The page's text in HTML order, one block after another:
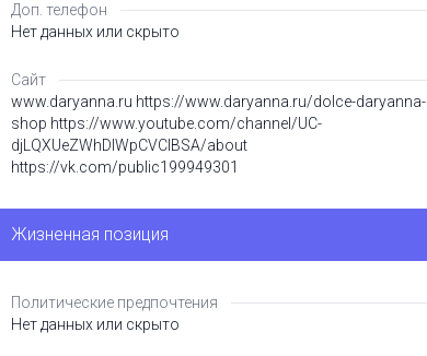
Доп. телефон
Нет данных или скрыто
Сайт
www.daryanna.ru https://www.daryanna.ru/dolce-daryanna-
shop https://www.youtube.com/channel/UC-
djLQXUeZWhDlWpCVCIBSA/about
https://vk.com/public199949301
Жизненная позиция
Политические предпочтения
Нет данных или скрыто